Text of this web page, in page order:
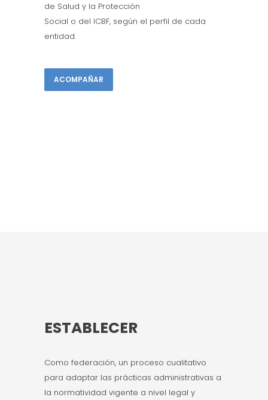
de Salud y la Protección
Social o del ICBF, según el perfil de cada
entidad.
ACOMPAÑAR
ESTABLECER
Como federación, un proceso cualitativo
para adaptar las prácticas administrativas a
la normatividad vigente a nivel legal y